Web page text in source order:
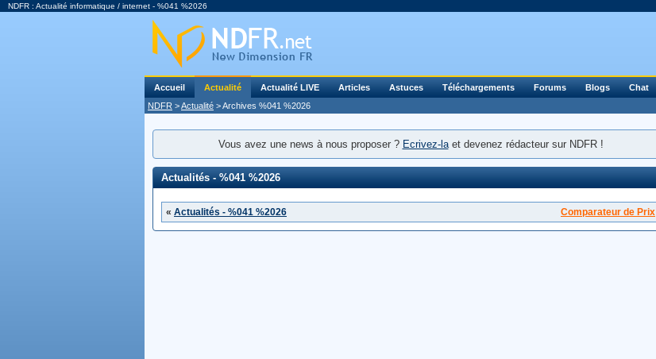
NDFR : Actualité informatique / internet - %041 %2026
Accueil Actualité Actualité LIVE Articles Astuces Téléchargements Forums Blogs Chat
NDFR >Actualité > Archives %041 %2026
Vous avez une news à nous proposer ? Ecrivez-laet devenez rédacteur sur NDFR !
Actualités - %041 %2026
« Actualités - %041 %2026 Comparateur de Prix